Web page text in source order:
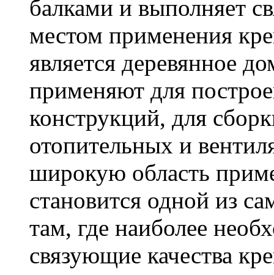
балками и выполняет
местом применения
является деревянное
применяют для
конструкций, для
отопительных и
широкую область
становится одной из
там, где наиболее
связующие качества